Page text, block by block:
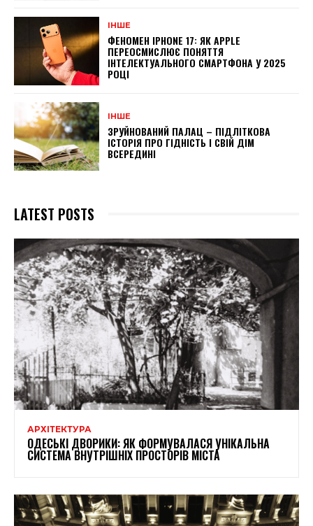
ІНШЕ
ФЕНОМЕН IPHONE 17: ЯК APPLE
ПЕРЕОСМИСЛЮЄ ПОНЯТТЯ
ІНТЕЛЕКТУАЛЬНОГО СМАРТФОНА У 2025
РОЦІ
ІНШЕ
ЗРУЙНОВАНИЙ ПАЛАЦ – ПІДЛІТКОВА
ІСТОРІЯ ПРО ГІДНІСТЬ І СВІЙ ДІМ
ВСЕРЕДИНІ
LATEST POSTS
АРХІТЕКТУРА
ОДЕСЬКІ ДВОРИКИ: ЯК ФОРМУВАЛАСЯ УНІКАЛЬНА
СИСТЕМА ВНУТРІШНІХ ПРОСТОРІВ МІСТА